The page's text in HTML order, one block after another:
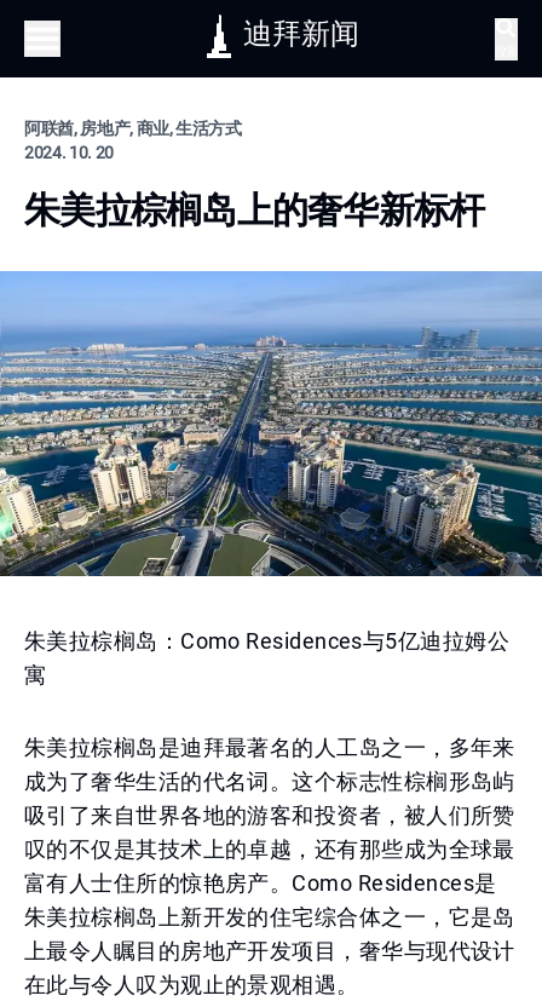
迪拜新闻
阿联酋, 房地产, 商业, 生活方式
2024. 10. 20
朱美拉棕榈岛上的奢华新标杆
朱美拉棕榈岛：Como Residences与5亿迪拉姆公
寓
朱美拉棕榈岛是迪拜最著名的人工岛之一，多年来
成为了奢华生活的代名词。这个标志性棕榈形岛屿
吸引了来自世界各地的游客和投资者，被人们所赞
叹的不仅是其技术上的卓越，还有那些成为全球最
富有人士住所的惊艳房产。Como Residences是
朱美拉棕榈岛上新开发的住宅综合体之一，它是岛
上最令人瞩目的房地产开发项目，奢华与现代设计
在此与令人叹为观止的景观相遇。